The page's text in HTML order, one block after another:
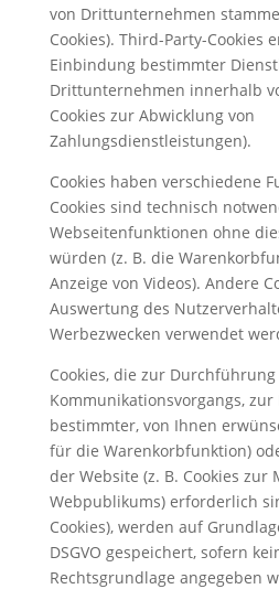
von Drittunternehmen
Cookies). Third-Party-Cookies
Einbindung bestimmter
Drittunternehmen innerhalb
Cookies zur Abwicklung von
Zahlungsdienstleistungen).
Cookies haben verschiedene
Cookies sind technisch
Webseitenfunktionen ohne
würden (z. B. die
Anzeige von Videos). Andere
Auswertung des
Werbezwecken verwendet
Cookies, die zur
Kommunikationsvorgangs,
bestimmter, von Ihnen
für die Warenkorbfunktion)
der Website (z. B. Cookies zur
Webpublikums) erforderlich
Cookies), werden auf
DSGVO gespeichert, sofern
Rechtsgrundlage angegeben